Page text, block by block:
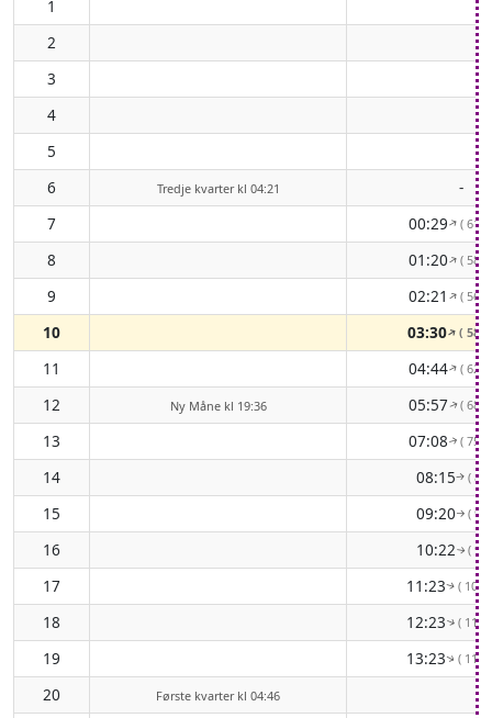
1
2
3
4
5
6
Tredje kvarter kl 04:21
-
7
00:29↑( 61°
8 01:20↑( 58°
9 02:21↑( 56°
10 03:30↑( 58°
11 04:44↑( 62°
12 Ny Måne kl 19:36 05:57↑( 68°
13 07:08↑( 75°
14 08:15↑(
15 09:20↑(
16 10:22↑(
17 11:23↑( 106°
18 12:23↑( 112°
19 13:23↑( 117°
20 Første kvarter kl 04:46